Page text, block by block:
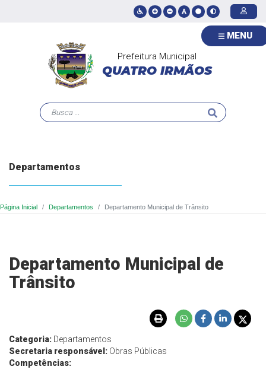
Prefeitura Municipal
QUATRO IRMÃOS
MENU
Departamentos
Página Inicial Departamentos Departamento Municipal de Trânsito
Departamento Municipal de
Trânsito
Categoria: Departamentos
Secretaria responsável: Obras Públicas
Competências: